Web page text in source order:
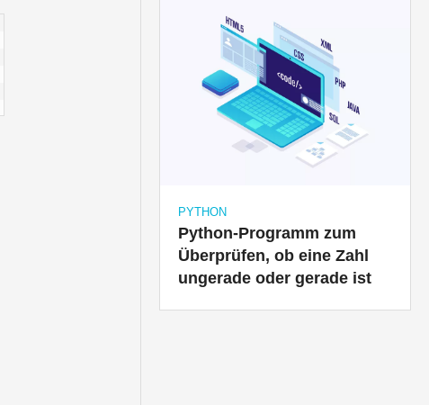
PYTHON
Python-Programm zum
Überprüfen, ob eine Zahl
ungerade oder gerade ist